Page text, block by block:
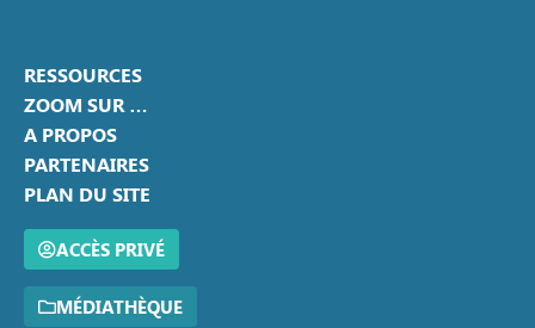
RESSOURCES
ZOOM SUR …
A PROPOS
PARTENAIRES
PLAN DU SITE
ACCÈS PRIVÉ
MÉDIATHÈQUE